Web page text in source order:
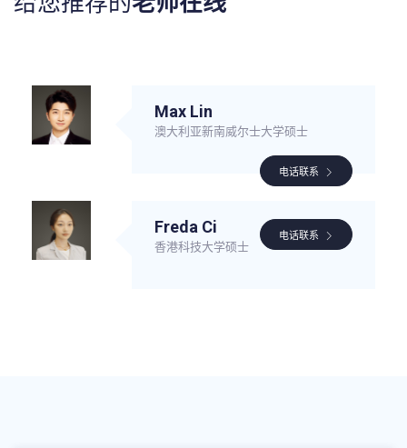
Max Lin
澳大利亚新南威尔士大学硕士
电话联系
Freda Ci
香港科技大学硕士
电话联系